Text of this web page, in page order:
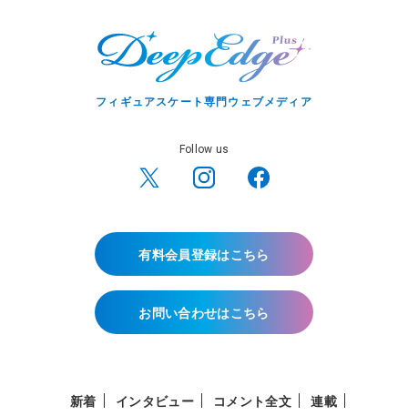
フィギュアスケート専門ウェブメディア
Follow us
有料会員登録はこちら
お問い合わせはこちら
新着 インタビュー コメント全文 連載